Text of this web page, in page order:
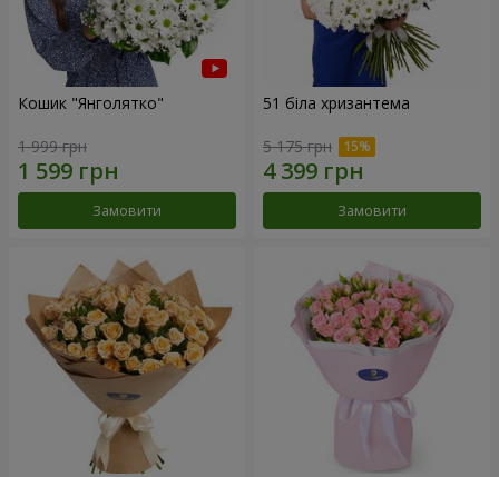
Кошик "Янголятко"
1 999 грн
Замовити
51 біла хризантема
5 175 грн
Замовити